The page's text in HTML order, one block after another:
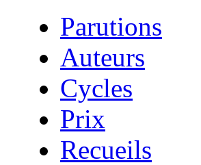
Parutions
Auteurs
Cycles
Prix
Recueils